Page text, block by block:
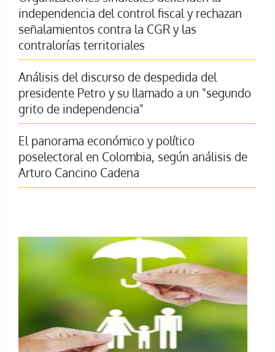
independencia del control fiscal y rechazan
señalamientos contra la CGR y las
contralorías territoriales
Análisis del discurso de despedida del
presidente Petro y su llamado a un "segundo
grito de independencia"
El panorama económico y político
poselectoral en Colombia, según análisis de
Arturo Cancino Cadena